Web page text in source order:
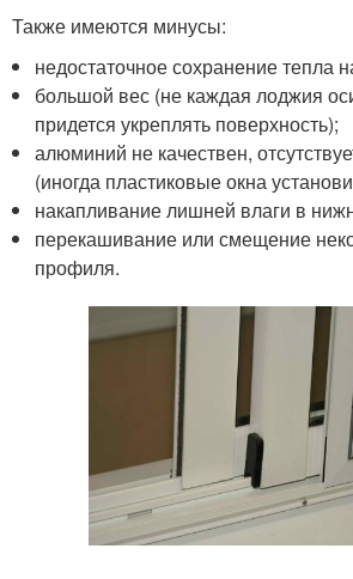
Также имеются минусы:
недостаточное сохранение тепла
большой вес (не каждая лоджия
придется укреплять поверхность);
алюминий не качествен,
(иногда пластиковые окна
накапливание лишней влаги в
перекашивание или смещение
профиля.